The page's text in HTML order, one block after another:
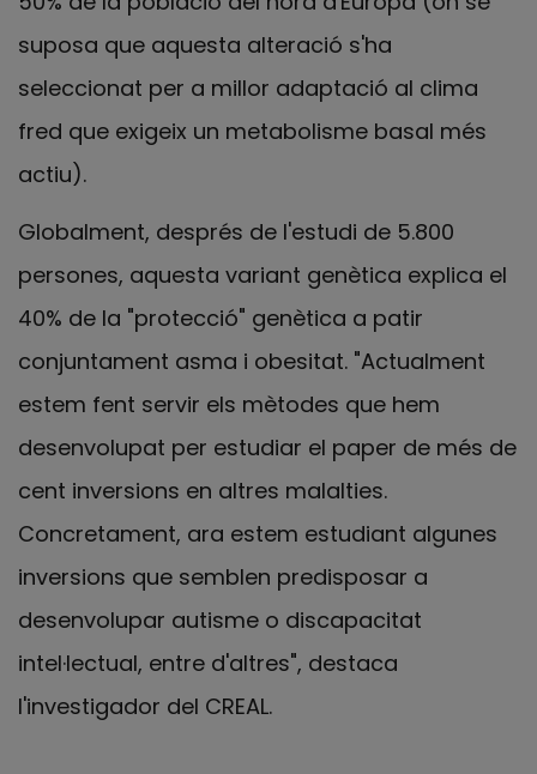
suposa que aquesta alteració s'ha
seleccionat per a millor adaptació al clima
fred que exigeix un metabolisme basal més
actiu).
Globalment, després de l'estudi de 5.800
persones, aquesta variant genètica explica el
40% de la "protecció" genètica a patir
conjuntament asma i obesitat. "Actualment
estem fent servir els mètodes que hem
desenvolupat per estudiar el paper de més de
cent inversions en altres malalties.
Concretament, ara estem estudiant algunes
inversions que semblen predisposar a
desenvolupar autisme o discapacitat
intel·lectual, entre d'altres", destaca
l'investigador del CREAL.